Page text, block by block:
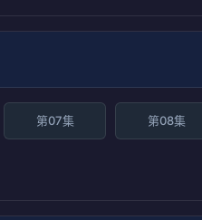
第07集 第08集